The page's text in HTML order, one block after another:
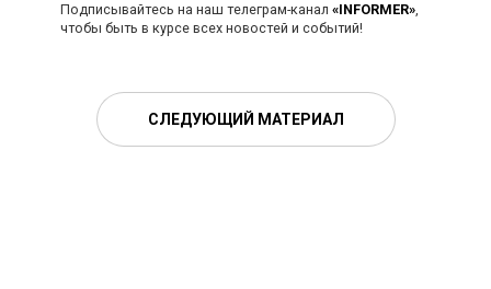
Подписывайтесь на наш телеграм-канал «INFORMER»,
чтобы быть в курсе всех новостей и событий!
СЛЕДУЮЩИЙ МАТЕРИАЛ